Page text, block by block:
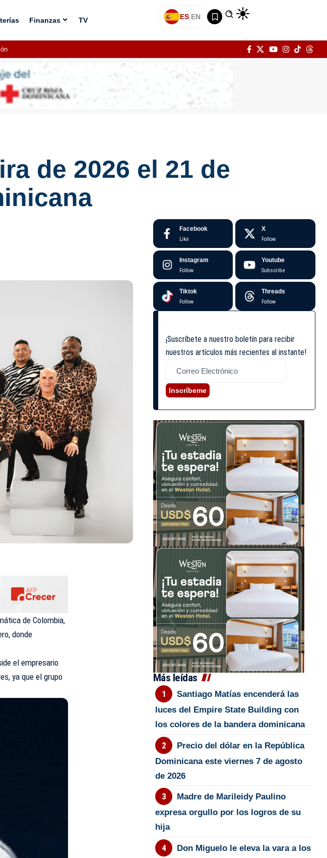
Finanzas TV ES|EN
de 2026 el 21 de
de Colombia,
donde
el empresario
ya que el grupo
Facebook
Like
X
Follow
Instagram
Follow
Youtube
Subscribe
Tiktok
Follow
Threads
Follow
¡Suscríbete a nuestro boletín para recibir
nuestros artículos más recientes al instante!
Inscríbeme
Más leídas
Santiago Matías encenderá las
luces del Empire State Building con
los colores de la bandera dominicana
Precio del dólar en la República
Dominicana este viernes 7 de agosto
de 2026
Madre de Marileidy Paulino
expresa orgullo por los logros de su
hija
Don Miguelo le eleva la vara a los